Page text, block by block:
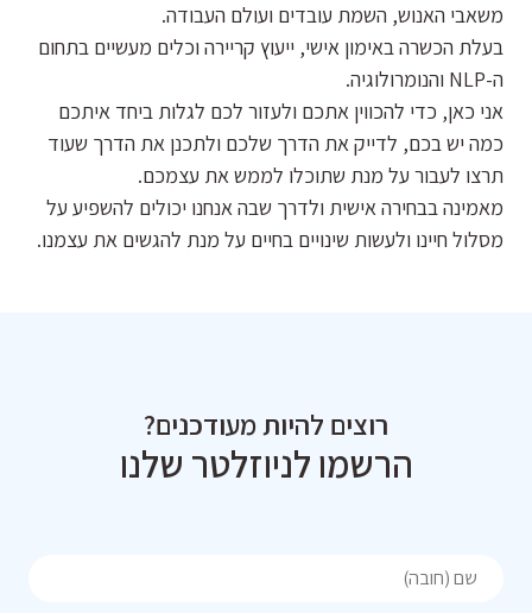
משאבי האנוש, השמת עובדים ועולם העבודה.
בעלת הכשרה באימון אישי, ייעוץ קריירה וכלים מעשיים בתחום
ה-NLP והנומרולוגיה.
אני כאן, כדי להכווין אתכם ולעזור לכם לגלות ביחד איתכם
כמה יש בכם, לדייק את הדרך שלכם ולתכנן את הדרך שעוד
תרצו לעבור על מנת שתוכלו לממש את עצמכם.
מאמינה בבחירה אישית ולדרך שבה אנחנו יכולים להשפיע על
מסלול חיינו ולעשות שינויים בחיים על מנת להגשים את עצמנו.
רוצים להיות מעודכנים?
הרשמו לניוזלטר שלנו